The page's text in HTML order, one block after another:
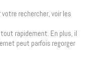
rechercher, voir les
rapidement. En plus, il
peut parfois regorger